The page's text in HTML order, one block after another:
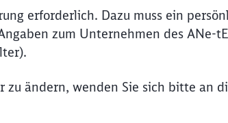
erforderlich. Dazu muss ein
zum Unternehmen des ANe-
zu ändern, wenden Sie sich bitte an